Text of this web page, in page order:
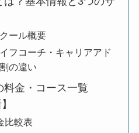
ール概要
フコーチ・キャリアアド
の違い
料金・コース一覧
比較表